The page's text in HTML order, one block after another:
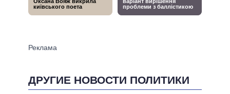
ДРУГИЕ НОВОСТИ ПОЛИТИКИ